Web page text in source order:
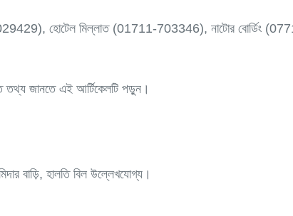
হোটেল মিল্লাত (01711-703346), নাটোর বোর্ডিং
তথ্য জানতে এই আর্টিকেলটি পড়ুন।
বাড়ি, হালতি বিল উল্লেখযোগ্য।